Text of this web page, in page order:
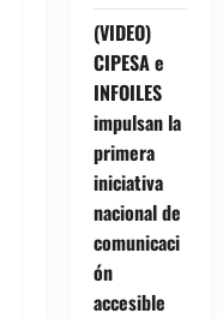
(VIDEO)
CIPESA e
INFOILES
impulsan la
primera
iniciativa
nacional de
comunicaci
ón
accesible